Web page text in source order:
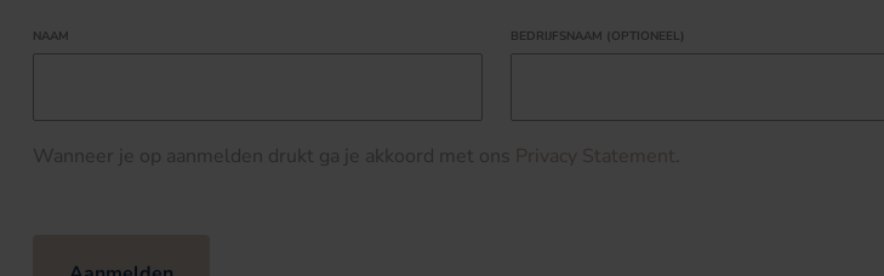
NAAM BEDRIJFSNAAM (OPTIONEEL)
Wanneer je op aanmelden drukt ga je akkoord met ons Privacy Statement.